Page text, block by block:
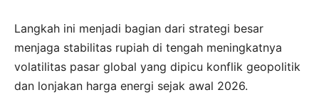
Langkah ini menjadi bagian dari strategi besar
menjaga stabilitas rupiah di tengah meningkatnya
volatilitas pasar global yang dipicu konflik geopolitik
dan lonjakan harga energi sejak awal 2026.